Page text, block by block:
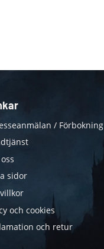
/ Förbokning
sidor
och cookies
och retur